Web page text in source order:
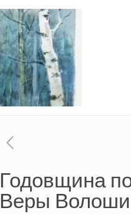
Годовщина
Веры